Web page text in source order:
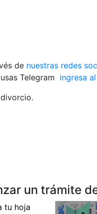
de nuestras redes
Telegram ingresa
un trámite